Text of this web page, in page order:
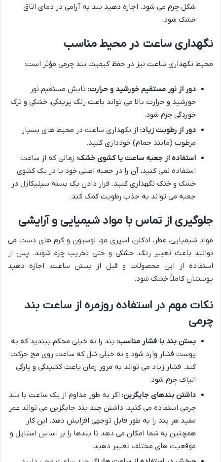
شکل چرم می شود. اجازه دهید بند به آرامی در دمای اتاق
خشک شود.
نگهداری ساعت در محیط مناسب
محیط نگهداری ساعت نیز در حفظ کیفیت بند چرمی مؤثر است:
دور از نور مستقیم خورشید و حرارت: تابش مستقیم نور
خورشید و حرارت بالا می تواند باعث رنگ پریدگی، خشکی و ترک
خوردگی چرم شود.
دور از رطوبت زیاد: از نگهداری ساعت در محیط های بسیار
مرطوب (مانند حمام) خودداری کنید.
استفاده از جعبه ساعت یا کشوی خشک: زمانی که از ساعت
استفاده نمی کنید، آن را در جعبه اصلی خود یا در یک کشوی
خشک و خنک نگهداری کنید. قرار دادن یک بسته سیلیکاژل در
جعبه می تواند به جذب رطوبت کمک کند.
جلوگیری از تماس با مواد شیمیایی و آرایشی
مواد شیمیایی، عطر، ادکلن، اسپری مو، لوسیون و کرم های دست می
توانند باعث تغییر رنگ، خشکی و حتی تخریب چرم شوند. پس از
استفاده از این محصولات و قبل از بستن ساعت، اجازه دهید
پوستتان کاملاً خشک شود.
نکات مهم در استفاده روزمره از ساعت بند
چرمی
بستن بند با فشار مناسب: بند را نه خیلی محکم ببندید که به
پوست فشار وارد شود و نه خیلی شل که ساعت روی مچ حرکت
کند. فشار زیاد می تواند به مرور زمان باعث کشیدگی و پارگی
الیاف چرم شود.
داشتن بندهای جایگزین: اگر به طور مداوم از یک ساعت با بند
چرمی استفاده می کنید، داشتن چند بند جایگزین می تواند عمر
مفید هر بند را به طور قابل توجهی افزایش دهد. این کار
همچنین به شما امکان می دهد تا بندها را بر اساس استایل و
موقعیت های مختلف تغییر دهید.